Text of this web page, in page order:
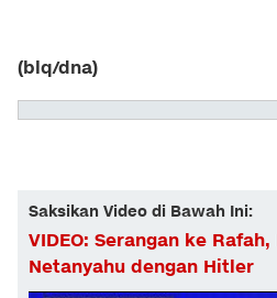
(blq/dna)
Saksikan Video di Bawah Ini:
VIDEO: Serangan ke
Netanyahu dengan Hitler